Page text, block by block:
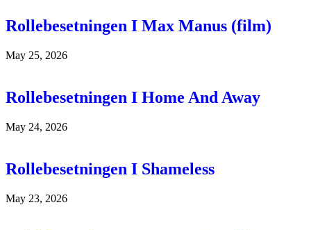
Rollebesetningen I Max Manus (film)
May 25, 2026
Rollebesetningen I Home And Away
May 24, 2026
Rollebesetningen I Shameless
May 23, 2026